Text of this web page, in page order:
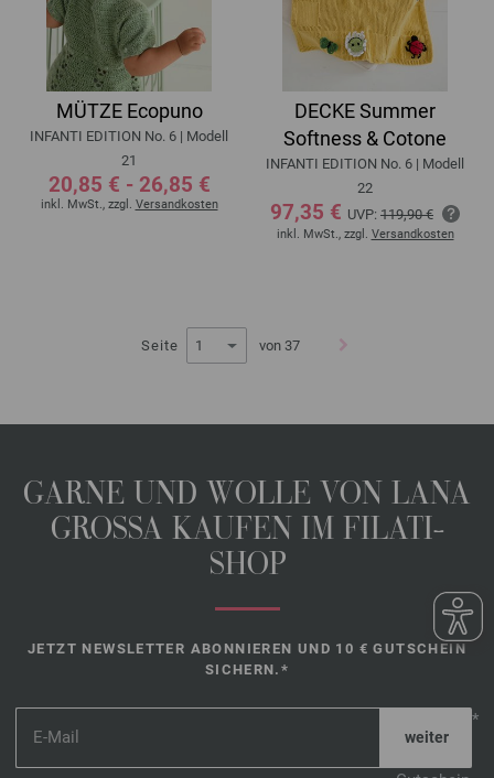
MÜTZE Ecopuno
INFANTI EDITION No. 6 | Modell
21
20,85 € - 26,85 €
inkl. MwSt., zzgl. Versandkosten
DECKE Summer
Softness & Cotone
INFANTI EDITION No. 6 | Modell
22
97,35 € UVP: 119,90 €
inkl. MwSt., zzgl. Versandkosten
Seite von 37
GARNE UND WOLLE VON LANA
GROSSA KAUFEN IM FILATI-
SHOP
JETZT NEWSLETTER ABONNIEREN UND 10 € GUTSCHEIN
SICHERN.*
*